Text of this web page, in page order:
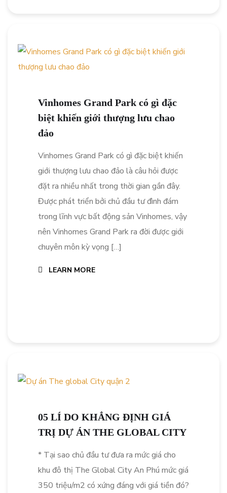
Vinhomes Grand Park có gì đặc
biệt khiến giới thượng lưu chao
đảo
Vinhomes Grand Park có gì đặc biệt khiến
giới thượng lưu chao đảo là câu hỏi được
đặt ra nhiều nhất trong thời gian gần đây.
Được phát triển bởi chủ đầu tư đình đám
trong lĩnh vực bất động sản Vinhomes, vậy
nên Vinhomes Grand Park ra đời được giới
chuyên môn kỳ vọng […]
LEARN MORE
05 LÍ DO KHẲNG ĐỊNH GIÁ
TRỊ DỰ ÁN THE GLOBAL CITY
* Tại sao chủ đầu tư đưa ra mức giá cho
khu đô thị The Global City An Phú mức giá
350 triệu/m2 có xứng đáng với giá tiền đó?